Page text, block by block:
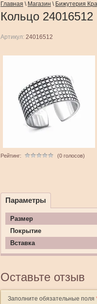
Главная \ Магазин \ Бижутерия
Кольцо 24016512
Артикул: 24016512
Рейтинг: (0 голосов)
Параметры
Размер
Покрытие
Вставка
Оставьте отзыв
Заполните обязательные поля